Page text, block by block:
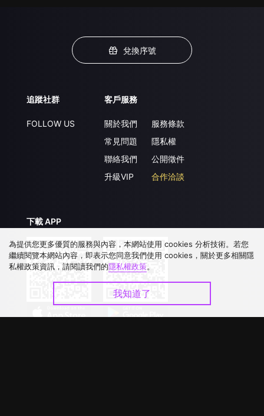
兌換序號
追蹤社群
FOLLOW US
客戶服務
關於我們
常見問題
聯絡我們
升級VIP
服務條款
隱私權
公開徵件
合作洽談
下載 APP
為提供您更多優質的服務與內容，本網站使用 cookies 分析技術。若您
繼續閱覽本網站內容，即表示您同意我們使用 cookies，關於更多相關隱
私權政策資訊，請閱讀我們的隱私權政策。
我知道了